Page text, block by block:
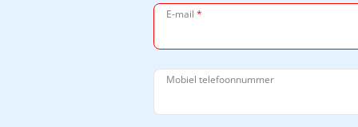
E-mail *
Mobiel telefoonnummer